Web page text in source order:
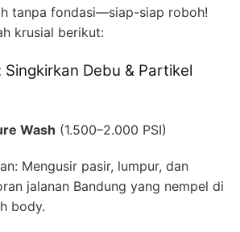
tanpa fondasi—siap-siap roboh!
krusial berikut:
Singkirkan Debu & Partikel
Wash (1.500–2.000 PSI)
Mengusir pasir, lumpur, dan
jalanan Bandung yang nempel di
body.